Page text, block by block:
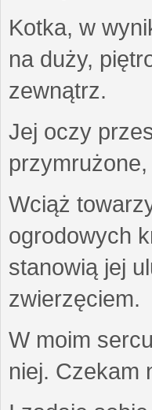
Kotka, w
na duży,
zewnątrz.
Jej oczy
Wciąż
ogrodowych
stanowią jej
zwierzęciem.
W moim
niej. Czekam